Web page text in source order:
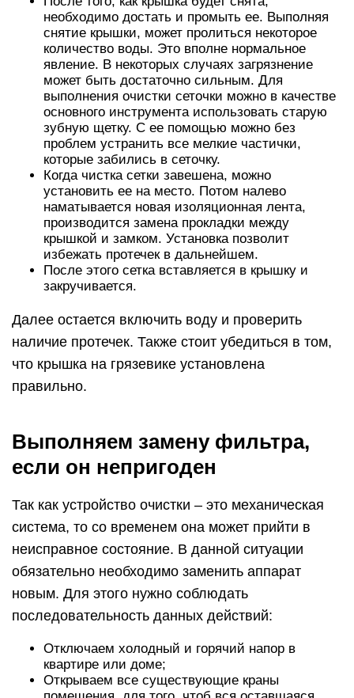
необходимо достать и промыть ее. Выполняя
снятие крышки, может пролиться некоторое
количество воды. Это вполне нормальное
явление. В некоторых случаях загрязнение
может быть достаточно сильным. Для
выполнения очистки сеточки можно в качестве
основного инструмента использовать старую
зубную щетку. С ее помощью можно без
проблем устранить все мелкие частички,
которые забились в сеточку.
Когда чистка сетки завешена, можно
установить ее на место. Потом налево
наматывается новая изоляционная лента,
производится замена прокладки между
крышкой и замком. Установка позволит
избежать протечек в дальнейшем.
После этого сетка вставляется в крышку и
закручивается.
Далее остается включить воду и проверить
наличие протечек. Также стоит убедиться в том,
что крышка на грязевике установлена
правильно.
Выполняем замену фильтра,
если он непригоден
Так как устройство очистки – это механическая
система, то со временем она может прийти в
неисправное состояние. В данной ситуации
обязательно необходимо заменить аппарат
новым. Для этого нужно соблюдать
последовательность данных действий:
Отключаем холодный и горячий напор в
квартире или доме;
Открываем все существующие краны